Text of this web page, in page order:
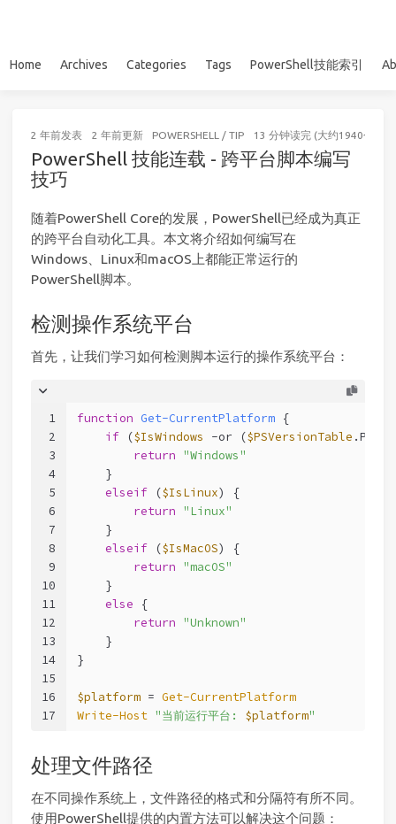
Home Archives Categories Tags PowerShell技能索引
2 年前发表 2 年前更新 POWERSHELL / TIP 13 分钟读完 (大约1940个字)
PowerShell 技能连载 - 跨平台脚本编写
技巧
随着PowerShell Core的发展，PowerShell已经成为真正
的跨平台自动化工具。本文将介绍如何编写在
Windows、Linux和macOS上都能正常运行的
PowerShell脚本。
检测操作系统平台
首先，让我们学习如何检测脚本运行的操作系统平台：
1
2
3
4
5
6
7
8
9
10
11
12
13
14
15
16
17
function Get-CurrentPlatform {
if ($IsWindows -or ($PSVersionTable
return "Windows"
    }
elseif ($IsLinux) {
return "Linux"
    }
elseif ($IsMacOS) {
return "macOS"
    }
else {
return "Unknown"
    }
}
$platform = Get-CurrentPlatform
Write-Host "当前运行平台: $platform"
处理文件路径
在不同操作系统上，文件路径的格式和分隔符有所不同。
使用PowerShell提供的内置方法可以解决这个问题：